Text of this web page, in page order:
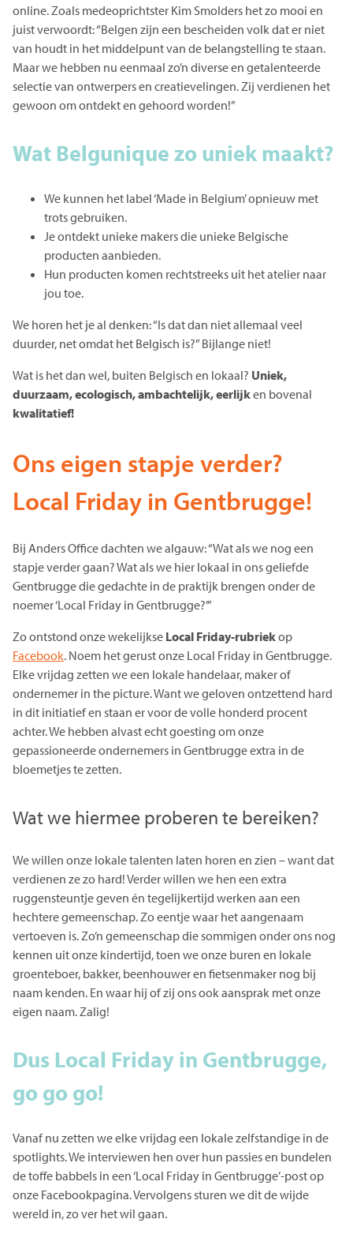
online. Zoals medeoprichtster Kim Smolders het zo mooi en
juist verwoordt: “Belgen zijn een bescheiden volk dat er niet
van houdt in het middelpunt van de belangstelling te staan.
Maar we hebben nu eenmaal zo’n diverse en getalenteerde
selectie van ontwerpers en creatievelingen. Zij verdienen het
gewoon om ontdekt en gehoord worden!”
Wat Belgunique zo uniek maakt?
We kunnen het label ‘Made in Belgium’ opnieuw met
trots gebruiken.
Je ontdekt unieke makers die unieke Belgische
producten aanbieden.
Hun producten komen rechtstreeks uit het atelier naar
jou toe.
We horen het je al denken: “Is dat dan niet allemaal veel
duurder, net omdat het Belgisch is?” Bijlange niet!
Wat is het dan wel, buiten Belgisch en lokaal? Uniek,
duurzaam, ecologisch, ambachtelijk, eerlijken bovenal
kwalitatief!
Ons eigen stapje verder?
Local Friday in Gentbrugge!
Bij Anders Office dachten we algauw: “Wat als we nog een
stapje verder gaan? Wat als we hier lokaal in ons geliefde
Gentbrugge die gedachte in de praktijk brengen onder de
noemer ‘Local Friday in Gentbrugge?’”
Zo ontstond onze wekelijkse Local Friday-rubriekop
Facebook. Noem het gerust onze Local Friday in Gentbrugge.
Elke vrijdag zetten we een lokale handelaar, maker of
ondernemer in the picture. Want we geloven ontzettend hard
in dit initiatief en staan er voor de volle honderd procent
achter. We hebben alvast echt goesting om onze
gepassioneerde ondernemers in Gentbrugge extra in de
bloemetjes te zetten.
Wat we hiermee proberen te bereiken?
We willen onze lokale talenten laten horen en zien – want dat
verdienen ze zo hard! Verder willen we hen een extra
ruggensteuntje geven én tegelijkertijd werken aan een
hechtere gemeenschap. Zo eentje waar het aangenaam
vertoeven is. Zo’n gemeenschap die sommigen onder ons nog
kennen uit onze kindertijd, toen we onze buren en lokale
groenteboer, bakker, beenhouwer en fietsenmaker nog bij
naam kenden. En waar hij of zij ons ook aansprak met onze
eigen naam. Zalig!
Dus Local Friday in Gentbrugge,
go go go!
Vanaf nu zetten we elke vrijdag een lokale zelfstandige in de
spotlights. We interviewen hen over hun passies en bundelen
de toffe babbels in een ‘Local Friday in Gentbrugge’-post op
onze Facebookpagina. Vervolgens sturen we dit de wijde
wereld in, zo ver het wil gaan.